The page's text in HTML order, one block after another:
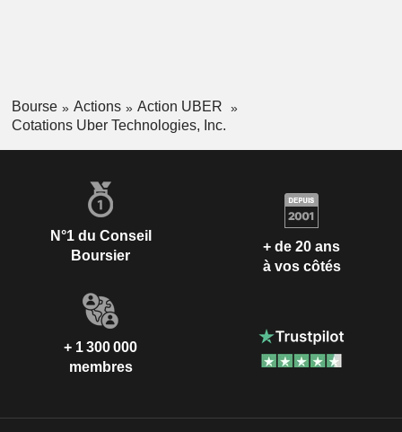
Bourse Actions
Action UBER
Cotations Uber Technologies, Inc.
N°1 du Conseil
Boursier
+ de 20 ans
à vos côtés
+ 1 300 000
membres